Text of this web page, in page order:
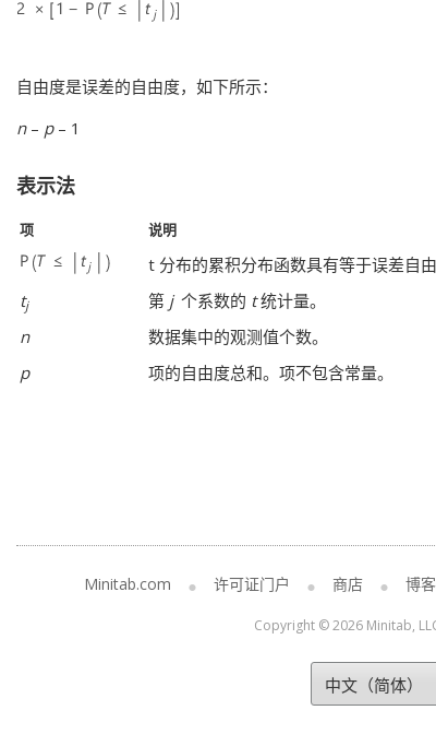
自由度是误差的自由度，如下所示：
n– p– 1
表示法
项 说明
t 分布的累积分布函数具有等于误差自由
tj 第 j 个系数的 t统计量。
n
数据集中的观测值个数。
p
项的自由度总和。项不包含常量。
Minitab.com 许可证门户 商店 博客
Copyright © 2026 Minitab,